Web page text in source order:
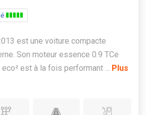
est une voiture compacte
Son moteur essence 0.9 TCe
est à la fois performant ... Plus